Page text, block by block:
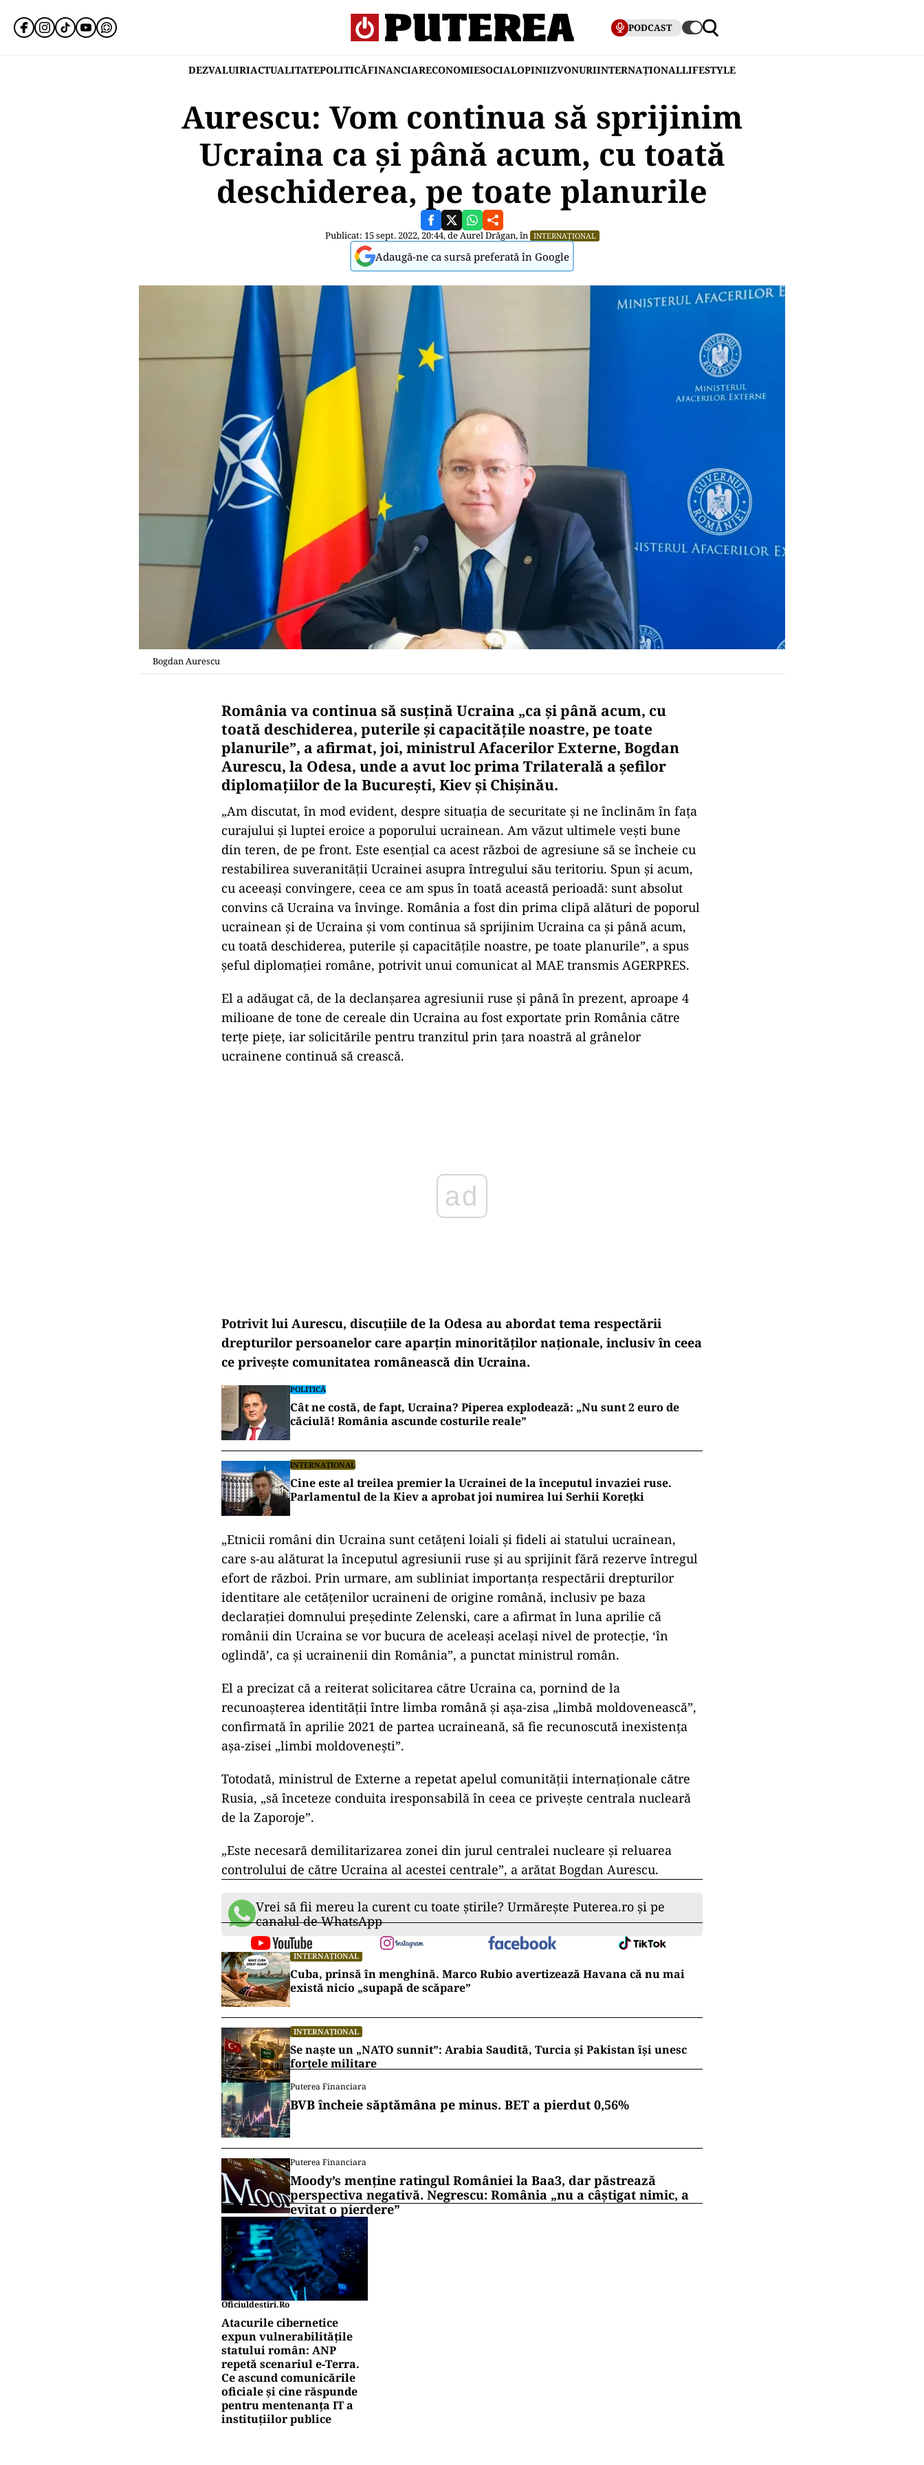
PODCAST
DEZVALUIRIACTUALITATEPOLITICĂFINANCIARECONOMIESOCIALOPINIIZVONURIINTERNAȚIONALLIFESTYLE
Aurescu: Vom continua să sprijinim
Ucraina ca şi până acum, cu toată
deschiderea, pe toate planurile
Publicat: 15 sept. 2022, 20:44, deAurel Drăgan, în INTERNAȚIONAL
Adaugă-ne ca sursă preferată în Google
Bogdan Aurescu
România va continua să susţină Ucraina „ca şi până acum, cu
toată deschiderea, puterile şi capacităţile noastre, pe toate
planurile”, a afirmat, joi, ministrul Afacerilor Externe, Bogdan
Aurescu, la Odesa, unde a avut loc prima Trilaterală a şefilor
diplomaţiilor de la Bucureşti, Kiev şi Chişinău.
„Am discutat, în mod evident, despre situaţia de securitate şi ne înclinăm în faţa
curajului şi luptei eroice a poporului ucrainean. Am văzut ultimele veşti bune
din teren, de pe front. Este esenţial ca acest război de agresiune să se încheie cu
restabilirea suveranităţii Ucrainei asupra întregului său teritoriu. Spun şi acum,
cu aceeaşi convingere, ceea ce am spus în toată această perioadă: sunt absolut
convins că Ucraina va învinge. România a fost din prima clipă alături de poporul
ucrainean şi de Ucraina şi vom continua să sprijinim Ucraina ca şi până acum,
cu toată deschiderea, puterile şi capacităţile noastre, pe toate planurile”, a spus
şeful diplomaţiei române, potrivit unui comunicat al MAE transmis AGERPRES.
El a adăugat că, de la declanşarea agresiunii ruse şi până în prezent, aproape 4
milioane de tone de cereale din Ucraina au fost exportate prin România către
terţe pieţe, iar solicitările pentru tranzitul prin ţara noastră al grânelor
ucrainene continuă să crească.
Potrivit lui Aurescu, discuţiile de la Odesa au abordat tema respectării
drepturilor persoanelor care aparţin minorităţilor naţionale, inclusiv în ceea
ce priveşte comunitatea românească din Ucraina.
POLITICĂ
Cât ne costă, de fapt, Ucraina? Piperea explodează: „Nu sunt 2 euro de
căciulă! România ascunde costurile reale”
INTERNAȚIONAL
Cine este al treilea premier la Ucrainei de la începutul invaziei ruse.
Parlamentul de la Kiev a aprobat joi numirea lui Serhii Korețki
„Etnicii români din Ucraina sunt cetăţeni loiali şi fideli ai statului ucrainean,
care s-au alăturat la începutul agresiunii ruse şi au sprijinit fără rezerve întregul
efort de război. Prin urmare, am subliniat importanţa respectării drepturilor
identitare ale cetăţenilor ucraineni de origine română, inclusiv pe baza
declaraţiei domnului preşedinte Zelenski, care a afirmat în luna aprilie că
românii din Ucraina se vor bucura de aceleaşi acelaşi nivel de protecţie, ‘în
oglindă’, ca şi ucrainenii din România”, a punctat ministrul român.
El a precizat că a reiterat solicitarea către Ucraina ca, pornind de la
recunoaşterea identităţii între limba română şi aşa-zisa „limbă moldovenească”,
confirmată în aprilie 2021 de partea ucraineană, să fie recunoscută inexistenţa
aşa-zisei „limbi moldoveneşti”.
Totodată, ministrul de Externe a repetat apelul comunităţii internaţionale către
Rusia, „să înceteze conduita iresponsabilă în ceea ce priveşte centrala nucleară
de la Zaporoje”.
„Este necesară demilitarizarea zonei din jurul centralei nucleare şi reluarea
controlului de către Ucraina al acestei centrale”, a arătat Bogdan Aurescu.
Vrei să fii mereu la curent cu toate știrile? Urmărește Puterea.ro și pe
canalul de WhatsApp
INTERNAȚIONAL
Cuba, prinsă în menghină. Marco Rubio avertizează Havana că nu mai
există nicio „supapă de scăpare”
INTERNAȚIONAL
Se naște un „NATO sunnit”: Arabia Saudită, Turcia și Pakistan își unesc
forțele militare
Puterea Financiara
BVB încheie săptămâna pe minus. BET a pierdut 0,56%
Puterea Financiara
Moody’s menține ratingul României la Baa3, dar păstrează
perspectiva negativă. Negrescu: România „nu a câștigat nimic, a
evitat o pierdere”
Oficiuldestiri.ro
Atacurile cibernetice
expun vulnerabilitățile
statului român: ANP
repetă scenariul e‑Terra.
Ce ascund comunicările
oficiale și cine răspunde
pentru mentenanța IT a
instituțiilor publice